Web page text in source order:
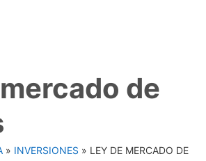
de
» INVERSIONES » LEY DE MERCADO DE